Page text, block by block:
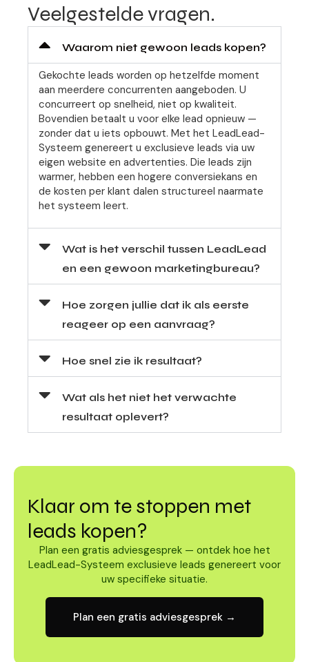
Veelgestelde vragen.
Waarom niet gewoon leads kopen?
Gekochte leads worden op hetzelfde moment
aan meerdere concurrenten aangeboden. U
concurreert op snelheid, niet op kwaliteit.
Bovendien betaalt u voor elke lead opnieuw —
zonder dat u iets opbouwt. Met het LeadLead-
Systeem genereert u exclusieve leads via uw
eigen website en advertenties. Die leads zijn
warmer, hebben een hogere conversiekans en
de kosten per klant dalen structureel naarmate
het systeem leert.
Wat is het verschil tussen LeadLead
en een gewoon marketingbureau?
Hoe zorgen jullie dat ik als eerste
reageer op een aanvraag?
Hoe snel zie ik resultaat?
Wat als het niet het verwachte
resultaat oplevert?
Klaar om te stoppen met
leads kopen?
Plan een gratis adviesgesprek — ontdek hoe het
LeadLead-Systeem exclusieve leads genereert voor
uw specifieke situatie.
Plan een gratis adviesgesprek →